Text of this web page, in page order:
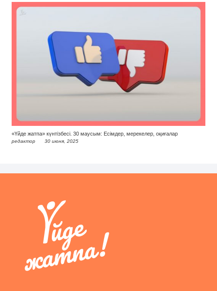
«Үйде жатпа» күнтізбесі. 30 маусым: Есімдер, мерекелер, оқиғалар
редактор 30 июня, 2025